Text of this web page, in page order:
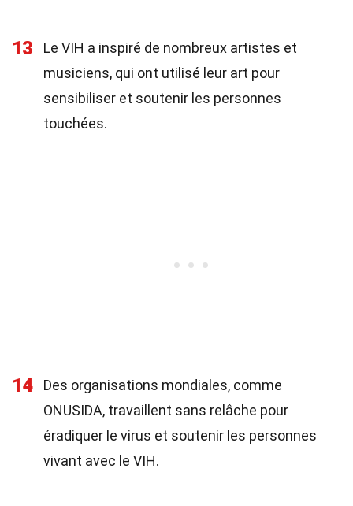
13
Le VIH a inspiré de nombreux artistes et
musiciens, qui ont utilisé leur art pour
sensibiliser et soutenir les personnes
touchées.
14
Des organisations mondiales, comme
ONUSIDA, travaillent sans relâche pour
éradiquer le virus et soutenir les personnes
vivant avec le VIH.